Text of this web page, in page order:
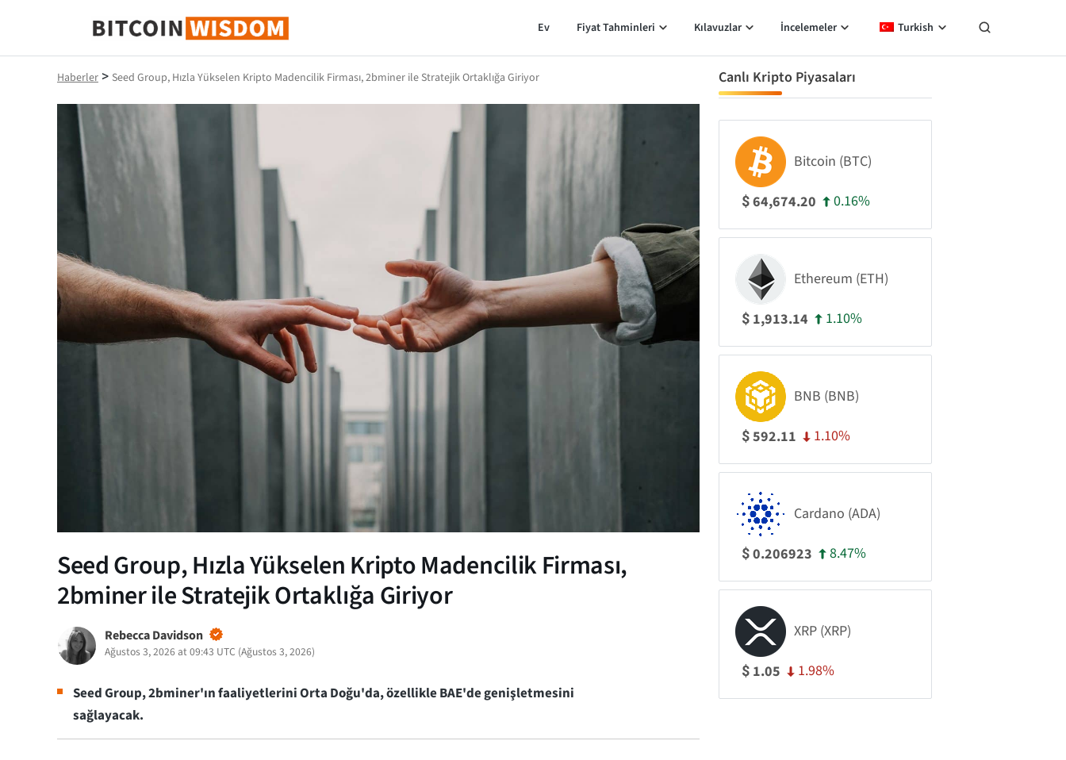
Bitcoin Bilgeliği
Ev Fiyat Tahminleri Kılavuzlar İncelemeler Turkish
Haberler > Seed Group, Hızla Yükselen Kripto Madencilik Firması, 2bminer ile Stratejik Ortaklığa Giriyor
Seed Group, Hızla Yükselen Kripto Madencilik Firması,
2bminer ile Stratejik Ortaklığa Giriyor
Rebecca Davidson
Ağustos 3, 2026 at 09:43 UTC (Ağustos 3, 2026)
Seed Group, 2bminer'ın faaliyetlerini Orta Doğu'da, özellikle BAE'de genişletmesini
sağlayacak.
Canlı Kripto Piyasaları
Bitcoin (BTC)
$64,674.20 0.16%
Ethereum (ETH)
$ 1,913.14 1.10%
BNB (BNB)
$592.11 1.10%
Cardano (ADA)
$0.206923 8.47%
XRP (XRP)
$ 1.05 1.98%